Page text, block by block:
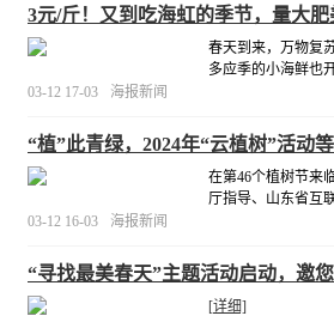
3元/斤！又到吃海虹的季节，量大
春天到来，万物复
多应季的小海鲜也
照市灯塔风景区附
03-12 17-03 海报新闻
“植”此青绿，2024年“云植树”活动
在第46个植树节来
厅指导、山东省互
动主题为“建设美丽
续开展了5年。[详
03-12 16-03 海报新闻
“寻找最美春天”主题活动启动，邀
[详细]